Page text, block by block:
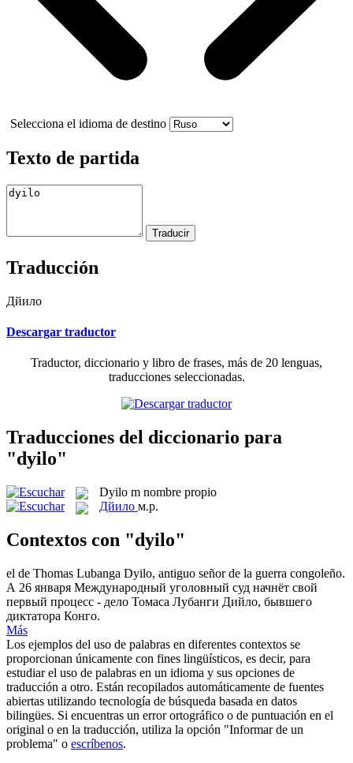
Selecciona el idioma de destino
Texto de partida
Traducción
Дйило
Descargar traductor
Traductor, diccionario y libro de frases, más de 20 lenguas,
traducciones seleccionadas.
Traducciones del diccionario para
"dyilo"
Dyilo m nombre propio
Дйило м.р.
Contextos con "dyilo"
el de Thomas Lubanga Dyilo, antiguo señor de la guerra congoleño.
А 26 января Международный уголовный суд начнёт свой
первый процесс - дело Томаса Лубанги Дийло, бывшего
диктатора Конго.
Más
Los ejemplos del uso de palabras en diferentes contextos se
proporcionan únicamente con fines lingüísticos, es decir, para
estudiar el uso de palabras en un idioma y sus opciones de
traducción a otro. Están recopilados automáticamente de fuentes
abiertas utilizando tecnología de búsqueda basada en datos
bilingües. Si encuentras un error ortográfico o de puntuación en el
original o en la traducción, utiliza la opción "Informar de un
problema" o escríbenos.